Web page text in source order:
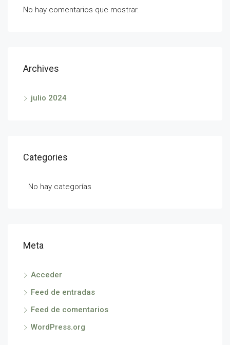
No hay comentarios que mostrar.
Archives
julio 2024
Categories
No hay categorías
Meta
Acceder
Feed de entradas
Feed de comentarios
WordPress.org